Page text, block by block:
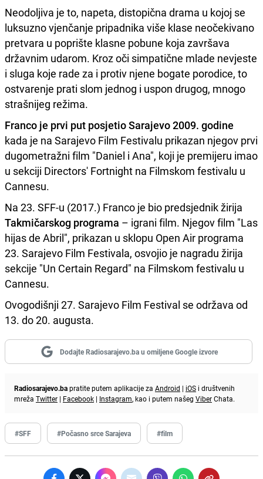
Neodoljiva je to, napeta, distopična drama u kojoj se
luksuzno vjenčanje pripadnika više klase neočekivano
pretvara u poprište klasne pobune koja završava
državnim udarom. Kroz oči simpatične mlade nevjeste
i sluga koje rade za i protiv njene bogate porodice, to
ostvarenje prati slom jednog i uspon drugog, mnogo
strašnijeg režima.
Franco je prvi put posjetio Sarajevo 2009. godine
kada je na Sarajevo Film Festivalu prikazan njegov prvi
dugometražni film "Daniel i Ana", koji je premijeru imao
u sekciji Directors' Fortnight na Filmskom festivalu u
Cannesu.
Na 23. SFF-u (2017.) Franco je bio predsjednik žirija
Takmičarskog programa – igrani film. Njegov film "Las
hijas de Abril", prikazan u sklopu Open Air programa
23. Sarajevo Film Festivala, osvojio je nagradu žirija
sekcije "Un Certain Regard" na Filmskom festivalu u
Cannesu.
Ovogodišnji 27. Sarajevo Film Festival se održava od
13. do 20. augusta.
Dodajte Radiosarajevo.ba u omiljene Google izvore
Radiosarajevo.bapratite putem aplikacije za Android | iOS i društvenih
mreža Twitter | Facebook | Instagram, kao i putem našeg ViberChata.
#SFF #Počasno srce Sarajeva #film